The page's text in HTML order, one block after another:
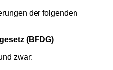
der folgenden
(BFDG)
zwar: